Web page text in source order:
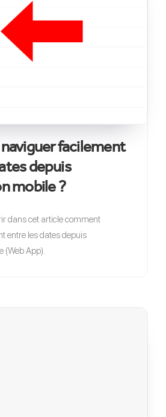
facilement
depuis
mobile ?
dans cet article comment
entre les dates depuis
(Web App).